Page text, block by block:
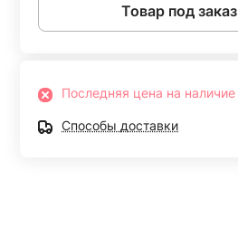
Товар под заказ
Последняя цена на наличие
Способы доставки